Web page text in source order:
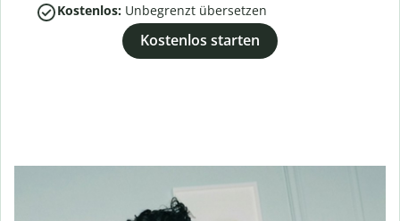
Kostenlos: Unbegrenzt übersetzen
Kostenlos starten